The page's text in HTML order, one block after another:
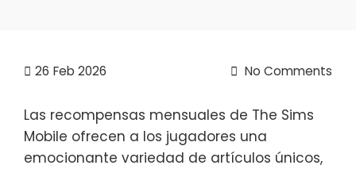
26 Feb 2026 No Comments
Las recompensas mensuales de The Sims
Mobile ofrecen a los jugadores una
emocionante variedad de artículos únicos,